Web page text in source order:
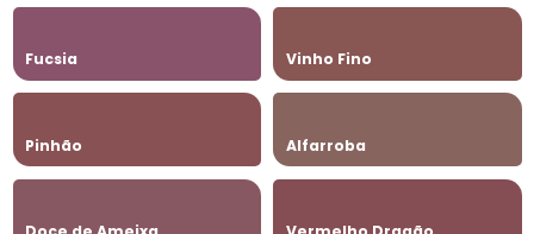
Fucsia Vinho Fino
Pinhão Alfarroba